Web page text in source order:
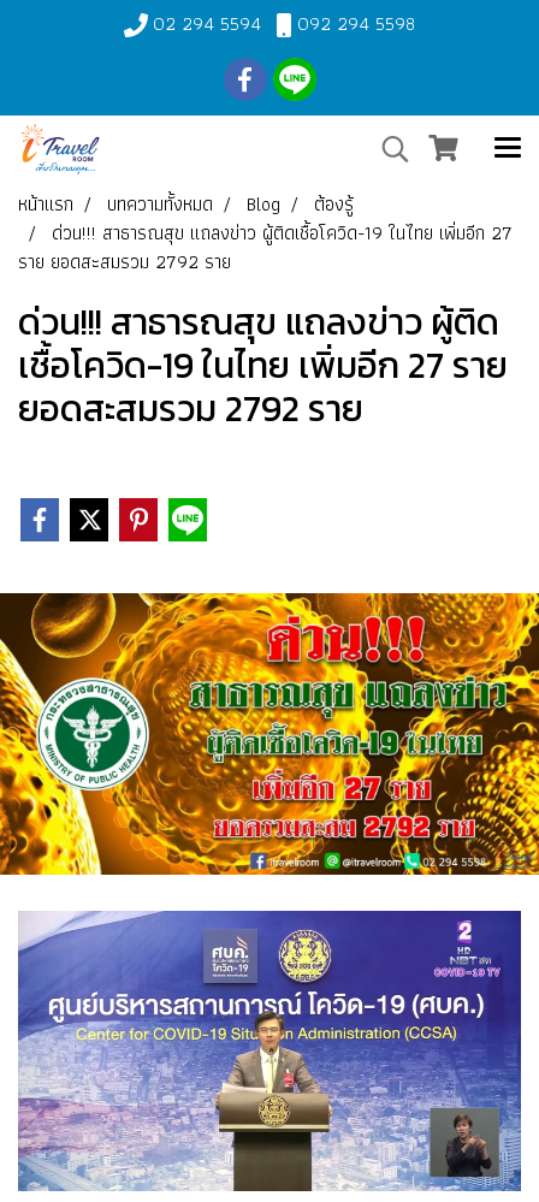
02 294 5594 092 294 5598
หน้าแรก บทความทั้งหมด Blog
ต้องรู้
ด่วน!!! สาธารณสุข แถลงข่าว ผู้ติดเชื้อโควิด-19 ในไทย เพิ่มอีก 27
ราย ยอดสะสมรวม 2792 ราย
ด่วน!!! สาธารณสุข แถลงข่าว ผู้ติด
เชื้อโควิด-19 ในไทย เพิ่มอีก 27 ราย
ยอดสะสมรวม 2792 ราย